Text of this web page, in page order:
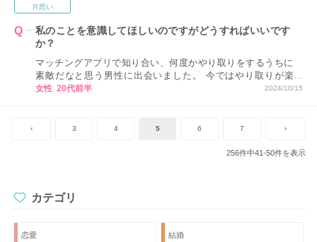
片思い
私のことを意識してほしいのですがどうすればいいです
か？
マッチングアプリで知り合い、何度かやり取りをするうちに
素敵だなと思う男性に出会いました。 今ではやり取りが楽
しみになってます。 でも関係が崩れるのがこわくて告白で
女性 20代前半 2024/10/15
‹ 3 4 5 6 7 ›
256件中41-50件を表示
カテゴリ
恋愛 結婚